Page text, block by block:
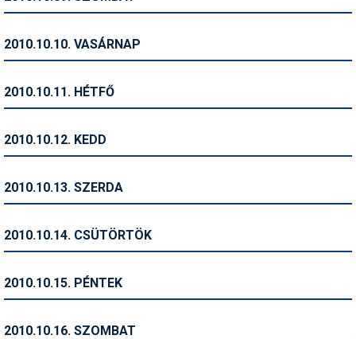
Síbérletárak
Sífelszerelés
Símánia
2010.10.10. VASÁRNAP
2010.10.11. HÉTFŐ
2010.10.12. KEDD
2010.10.13. SZERDA
2010.10.14. CSÜTÖRTÖK
2010.10.15. PÉNTEK
2010.10.16. SZOMBAT